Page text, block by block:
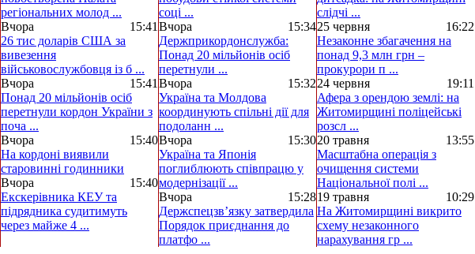
регіональних молод ...
Вчора
15:41
26 тис доларів США за
вивезення
військовослужбовця із б ...
Вчора
15:41
Понад 20 мільйонів осіб
перетнули кордон України з
поча ...
Вчора
15:40
На кордоні виявили
старовинні годинники
Вчора
15:40
Екскерівника КЕУ та
підрядника судитимуть
через майже 4 ...
соці ...
Вчора
15:34
Держприкордонслужба:
Понад 20 мільйонів осіб
перетнули ...
Вчора
15:32
Україна та Молдова
координують спільні дії для
подоланн ...
Вчора
15:30
Україна та Японія
поглиблюють співпрацю у
модернізації ...
Вчора
15:28
Держспецзв’язку затвердила
Порядок приєднання до
платфо ...
слідчі ...
25 червня
16:22
Незаконне збагачення на
понад 9,3 млн грн –
прокурори п ...
24 червня
19:11
Афера з орендою землі: на
Житомирщині поліцейські
розсл ...
20 травня
13:55
Масштабна операція з
очищення системи
Національної полі ...
19 травня
10:29
На Житомирщині викрито
схему незаконного
нарахування гр ...